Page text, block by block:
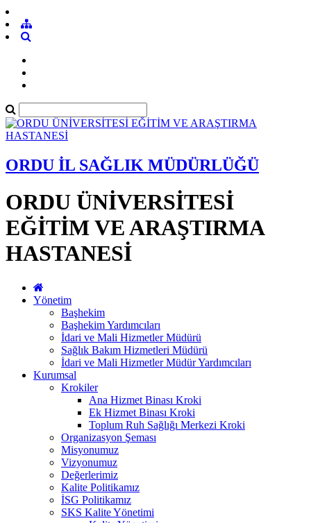
ORDU İL SAĞLIK MÜDÜRLÜĞÜ
ORDU ÜNİVERSİTESİ
EĞİTİM VE ARAŞTIRMA
HASTANESİ
Yönetim
Başhekim
Başhekim Yardımcıları
İdari ve Mali Hizmetler Müdürü
Sağlık Bakım Hizmetleri Müdürü
İdari ve Mali Hizmetler Müdür Yardımcıları
Kurumsal
Krokiler
Ana Hizmet Binası Kroki
Ek Hizmet Binası Kroki
Toplum Ruh Sağlığı Merkezi Kroki
Organizasyon Şeması
Misyonumuz
Vizyonumuz
Değerlerimiz
Kalite Politikamız
İSG Politikamız
SKS Kalite Yönetimi